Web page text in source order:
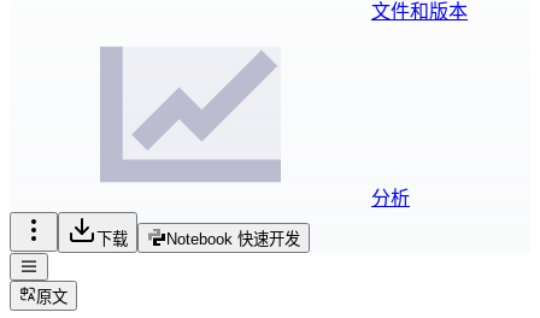
文件和版本
分析
下载 Notebook 快速开发
原文